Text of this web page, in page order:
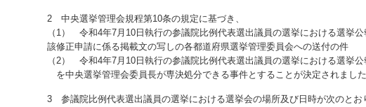
2 中央選挙管理会規程第10条の規定に基づき、
（1） 令和4年7月10日執行の参議院比例代表選出議員の選挙における選挙
該修正申請に係る掲載文の写しの各都道府県選挙管理委員会への送付の件
（2） 令和4年7月10日執行の参議院比例代表選出議員の選挙における選挙
を中央選挙管理会委員長が専決処分できる事件とすることが決定されました
3 参議院比例代表選出議員の選挙における選挙会の場所及び日時が次のとお